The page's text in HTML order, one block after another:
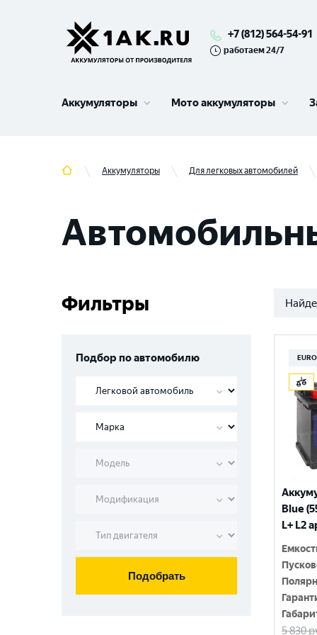
+7 (812) 564-54-91
работаем 24/7
Аккумуляторы Мото аккумуляторы
Аккумуляторы Для легковых автомобилей
Фильтры
Подбор по автомобилю
Подобрать
Blue
L+ L2
5 830